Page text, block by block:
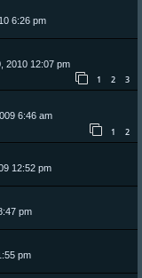
6:26 pm
2010 12:07 pm
1 2 3
6:46 am
1 2
12:52 pm
pm
pm